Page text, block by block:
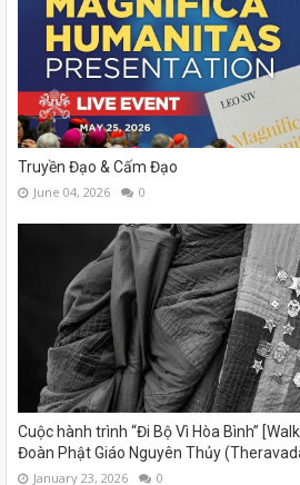
Truyền Đạo & Cấm Đạo
June 04, 2026 0
Cuộc hành trình “Đi Bộ Vì Hòa Bình”
Đoàn Phật Giáo Nguyên Thủy
January 23, 2026 0